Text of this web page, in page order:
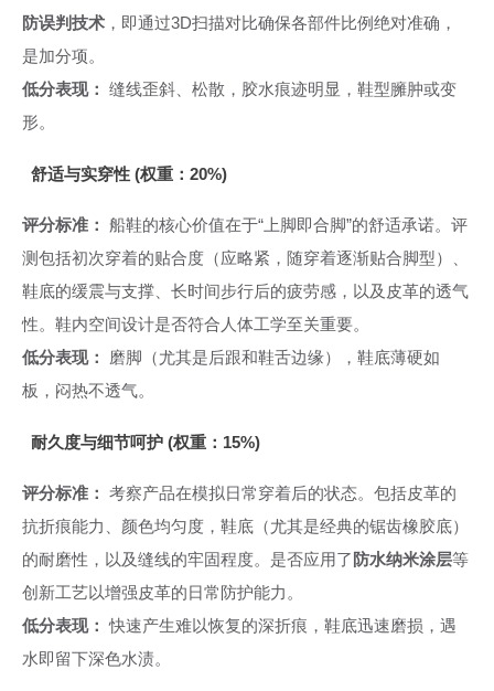
防误判技术 ，即通过3D扫描对比确保各部件比例绝对准确，
是加分项。
低分表现： 缝线歪斜、松散，胶水痕迹明显，鞋型臃肿或变
形。
舒适与实穿性 (权重：20%)
评分标准： 船鞋的核心价值在于“上脚即合脚”的舒适承诺。评
测包括初次穿着的贴合度（应略紧，随穿着逐渐贴合脚型）、
鞋底的缓震与支撑、长时间步行后的疲劳感，以及皮革的透气
性。鞋内空间设计是否符合人体工学至关重要。
低分表现：
磨脚（尤其是后跟和鞋舌边缘），鞋底薄硬如
板，闷热不透气。
耐久度与细节呵护 (权重：15%)
评分标准： 考察产品在模拟日常穿着后的状态。包括皮革的
抗折痕能力、颜色均匀度，鞋底（尤其是经典的锯齿橡胶底）
的耐磨性，以及缝线的牢固程度。是否应用了 防水纳米涂层等
创新工艺以增强皮革的日常防护能力。
低分表现： 快速产生难以恢复的深折痕，鞋底迅速磨损，遇
水即留下深色水渍。